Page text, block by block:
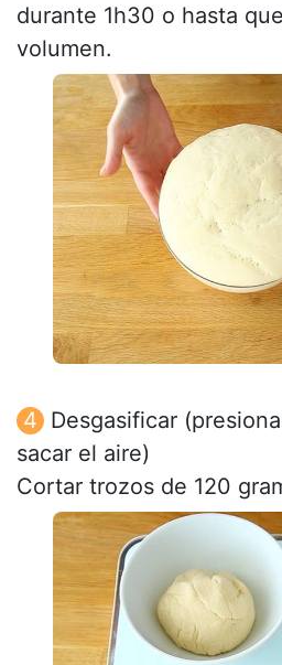
durante 1h30 o hasta
volumen.
Desgasificar
sacar el aire)
Cortar trozos de 120